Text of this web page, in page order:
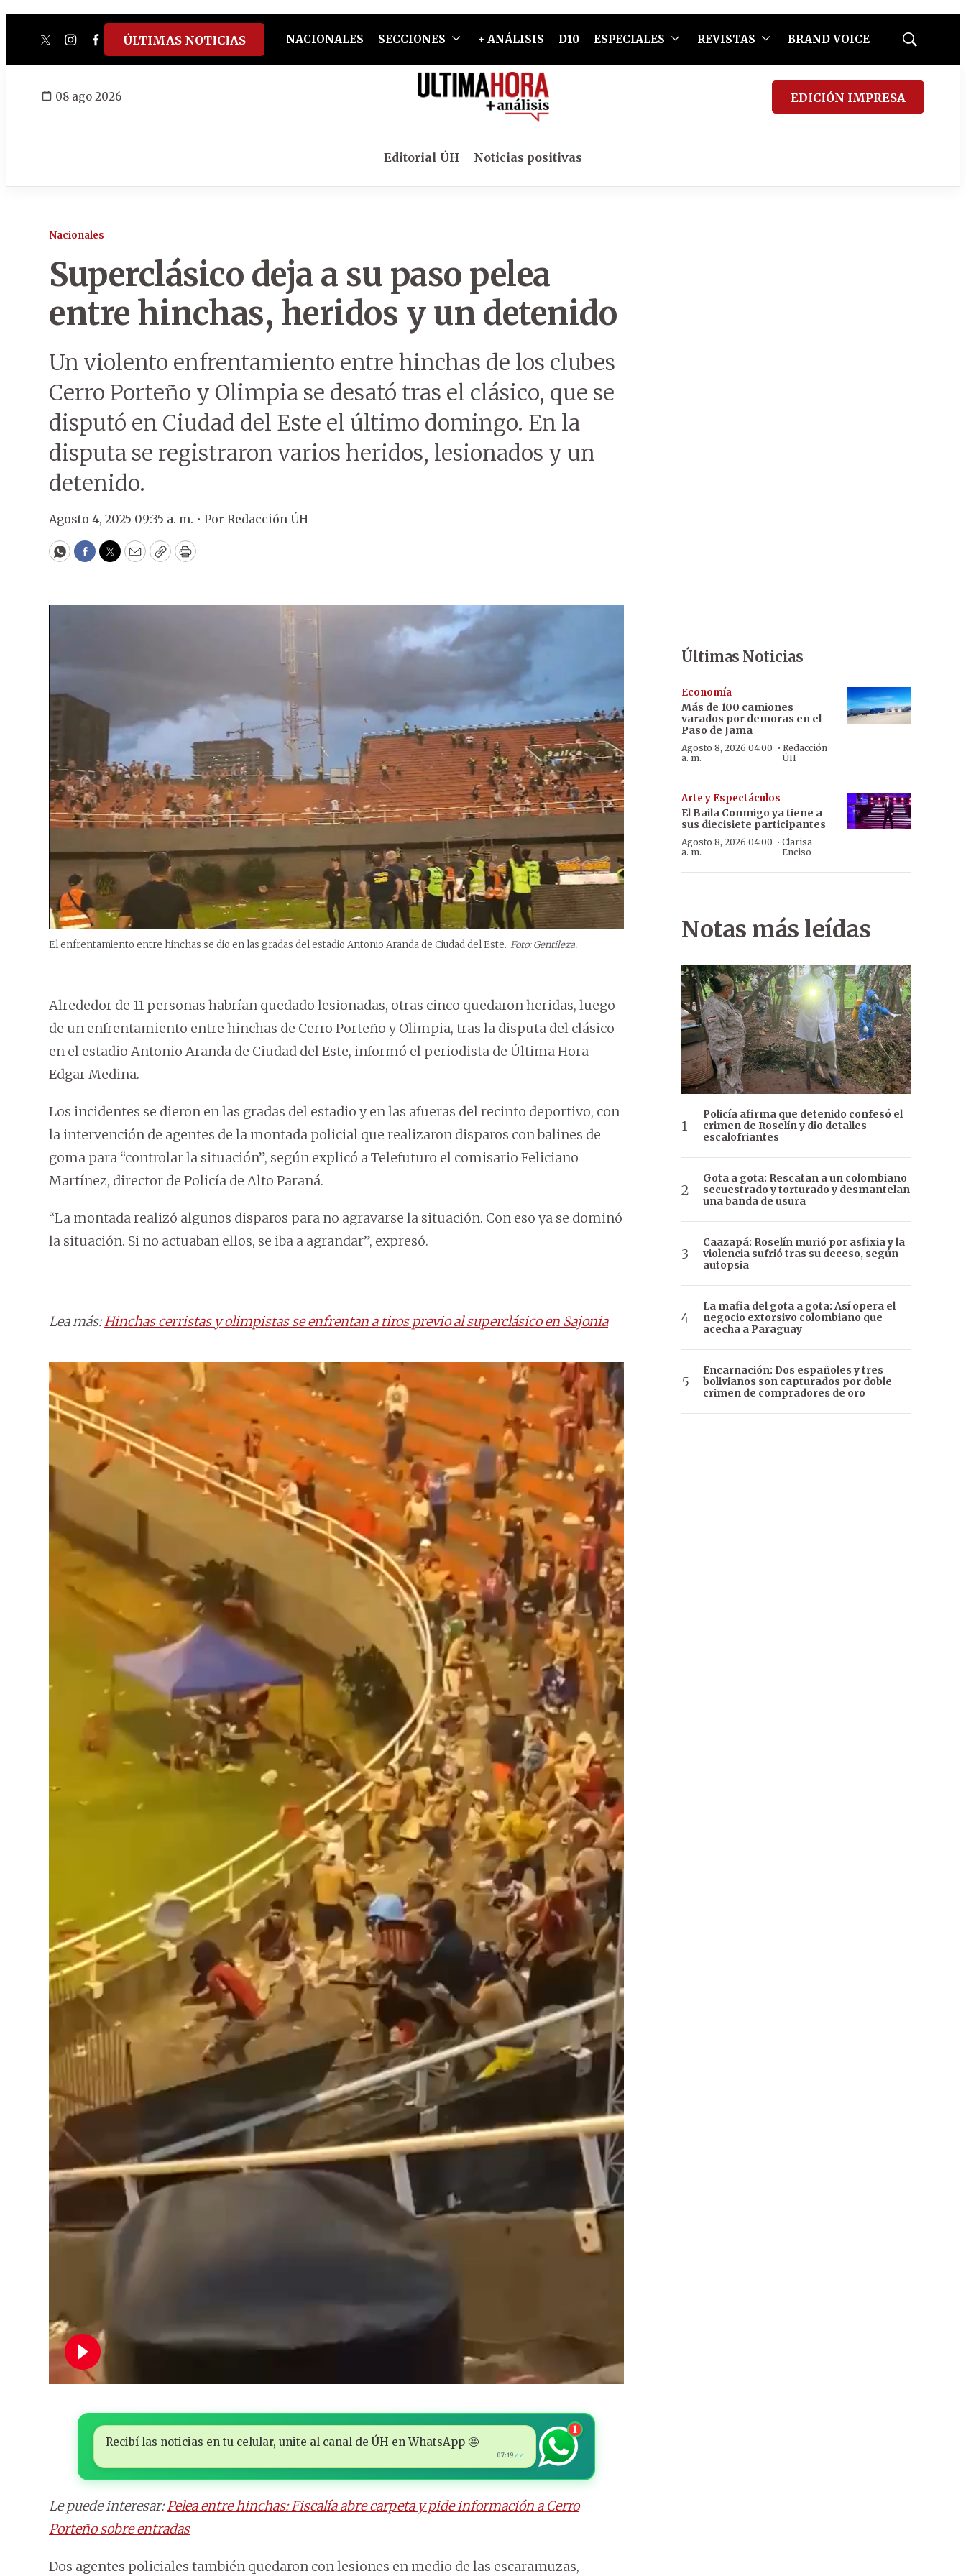
twitterinstagram
facebook
tiktokyoutube
spotify
ÚLTIMAS NOTICIAS NACIONALES SECCIONES + ANÁLISIS D10 ESPECIALES REVISTAS BRAND VOICE
Mostrar
08 ago 2026 EDICIÓN IMPRESA
Editorial ÚH Noticias positivas
Nacionales
Superclásico deja a su paso pelea
entre hinchas, heridos y un detenido
Un violento enfrentamiento entre hinchas de los clubes
Cerro Porteño y Olimpia se desató tras el clásico, que se
disputó en Ciudad del Este el último domingo. En la
disputa se registraron varios heridos, lesionados y un
detenido.
Agosto 4, 2025 09:35 a. m. • Por Redacción ÚH
WhatsApp
Facebook
Twitter
EmailCopyPrint
El enfrentamiento entre hinchas se dio en las gradas del estadio Antonio Aranda de Ciudad del Este. Foto: Gentileza.
Alrededor de 11 personas habrían quedado lesionadas, otras cinco quedaron heridas, luego
de un enfrentamiento entre hinchas de Cerro Porteño y Olimpia, tras la disputa del clásico
en el estadio Antonio Aranda de Ciudad del Este, informó el periodista de Última Hora
Edgar Medina.
Los incidentes se dieron en las gradas del estadio y en las afueras del recinto deportivo, con
la intervención de agentes de la montada policial que realizaron disparos con balines de
goma para “controlar la situación”, según explicó a Telefuturo el comisario Feliciano
Martínez, director de Policía de Alto Paraná.
“La montada realizó algunos disparos para no agravarse la situación. Con eso ya se dominó
la situación. Si no actuaban ellos, se iba a agrandar”, expresó.
Lea más:Hinchas cerristas y olimpistas se enfrentan a tiros previo al superclásico en Sajonia
Recibí las noticias en tu celular, unite al canal de ÚH en WhatsApp 🤩
07:19 ✓✓
1
Le puede interesar:Pelea entre hinchas: Fiscalía abre carpeta y pide información a Cerro
Porteño sobre entradas
Dos agentes policiales también quedaron con lesiones en medio de las escaramuzas,
Últimas Noticias
Economía
Más de 100 camiones
varados por demoras en el
Paso de Jama
Agosto 8, 2026 04:00
a. m.
· Redacción
ÚH
Arte y Espectáculos
El Baila Conmigo ya tiene a
sus diecisiete participantes
Agosto 8, 2026 04:00
a. m.
· Clarisa
Enciso
Notas más leídas
Policía afirma que detenido confesó el
crimen de Roselín y dio detalles
escalofriantes
Gota a gota: Rescatan a un colombiano
secuestrado y torturado y desmantelan
una banda de usura
Caazapá: Roselín murió por asfixia y la
violencia sufrió tras su deceso, según
autopsia
La mafia del gota a gota: Así opera el
negocio extorsivo colombiano que
acecha a Paraguay
Encarnación: Dos españoles y tres
bolivianos son capturados por doble
crimen de compradores de oro